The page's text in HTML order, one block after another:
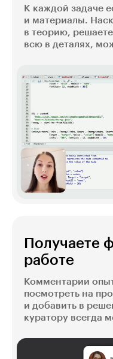
К каждой задаче
и материалы.
в теорию,
всю в деталях,
Получаете
работе
Комментарии
посмотреть на
и добавить в
куратору всегда